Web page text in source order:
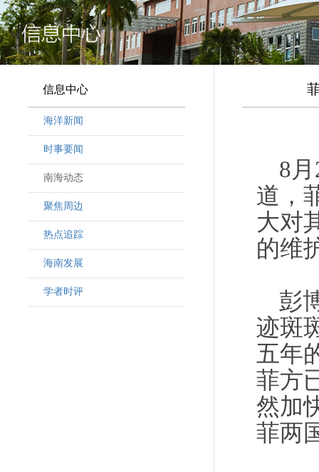
信息中心
海洋新闻
时事要闻
南海动态
聚焦周边
热点追踪
海南发展
学者时评
8
道，
大对
的维
彭
迹斑
五年
菲方
然加
菲两